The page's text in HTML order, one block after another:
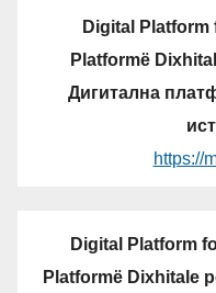
Digital
Platformë
Дигитална
https://
Digital Platform
Platformë Dixhitale